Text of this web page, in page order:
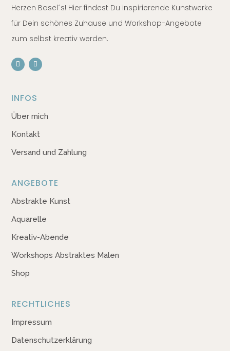
Herzen Basel´s! Hier findest Du inspirierende Kunstwerke
für Dein schönes Zuhause und Workshop-Angebote
zum selbst kreativ werden.
INFOS
Über mich
Kontakt
Versand und Zahlung
ANGEBOTE
Abstrakte Kunst
Aquarelle
Kreativ-Abende
Workshops Abstraktes Malen
Shop
RECHTLICHES
Impressum
Datenschutzerklärung